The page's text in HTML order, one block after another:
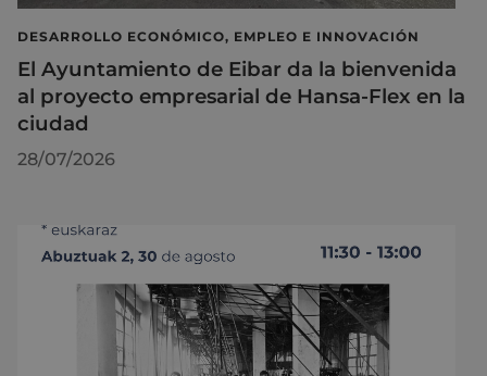
DESARROLLO ECONÓMICO, EMPLEO E INNOVACIÓN
El Ayuntamiento de Eibar da la bienvenida
al proyecto empresarial de Hansa-Flex en la
ciudad
28/07/2026